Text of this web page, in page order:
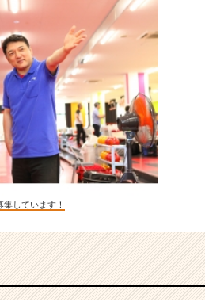
しています！